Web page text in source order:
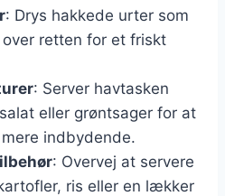
: Drys hakkede urter som
retten for et friskt
: Server havtasken
eller grøntsager for at
indbydende.
: Overvej at servere
ris eller en lækker